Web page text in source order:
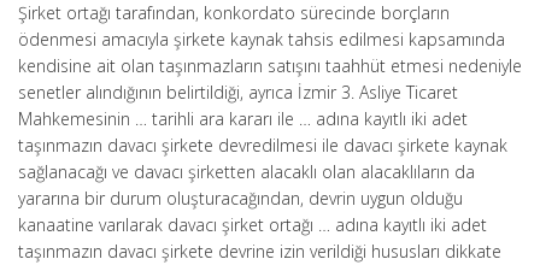
Şirket ortağı tarafından, konkordato sürecinde borçların
ödenmesi amacıyla şirkete kaynak tahsis edilmesi kapsamında
kendisine ait olan taşınmazların satışını taahhüt etmesi nedeniyle
senetler alındığının belirtildiği, ayrıca İzmir 3. Asliye Ticaret
Mahkemesinin … tarihli ara kararı ile … adına kayıtlı iki adet
taşınmazın davacı şirkete devredilmesi ile davacı şirkete kaynak
sağlanacağı ve davacı şirketten alacaklı olan alacaklıların da
yararına bir durum oluşturacağından, devrin uygun olduğu
kanaatine varılarak davacı şirket ortağı … adına kayıtlı iki adet
taşınmazın davacı şirkete devrine izin verildiği hususları dikkate